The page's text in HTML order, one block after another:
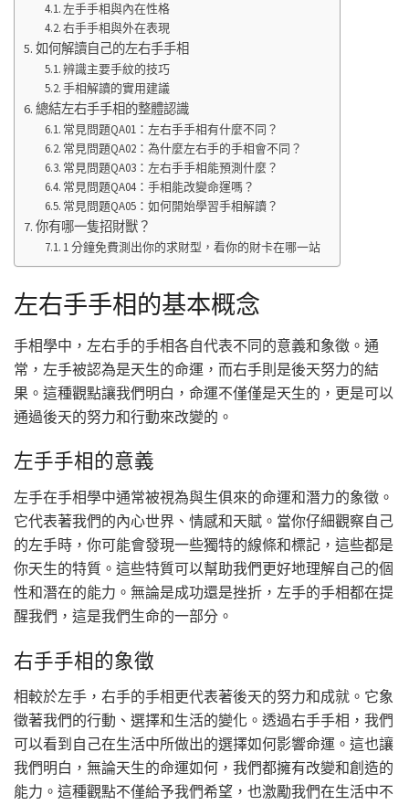
左手手相與內在性格
右手手相與外在表現
如何解讀自己的左右手手相
辨識主要手紋的技巧
手相解讀的實用建議
總結左右手手相的整體認識
常見問題QA01：左右手手相有什麼不同？
常見問題QA02：為什麼左右手的手相會不同？
常見問題QA03：左右手手相能預測什麼？
常見問題QA04：手相能改變命運嗎？
常見問題QA05：如何開始學習手相解讀？
你有哪一隻招財獸？
1 分鐘免費測出你的求財型，看你的財卡在哪一站
左右手手相的基本概念
手相學中，左右手的手相各自代表不同的意義和象徵。通
常，左手被認為是天生的命運，而右手則是後天努力的結
果。這種觀點讓我們明白，命運不僅僅是天生的，更是可以
通過後天的努力和行動來改變的。
左手手相的意義
左手在手相學中通常被視為與生俱來的命運和潛力的象徵。
它代表著我們的內心世界、情感和天賦。當你仔細觀察自己
的左手時，你可能會發現一些獨特的線條和標記，這些都是
你天生的特質。這些特質可以幫助我們更好地理解自己的個
性和潛在的能力。無論是成功還是挫折，左手的手相都在提
醒我們，這是我們生命的一部分。
右手手相的象徵
相較於左手，右手的手相更代表著後天的努力和成就。它象
徵著我們的行動、選擇和生活的變化。透過右手手相，我們
可以看到自己在生活中所做出的選擇如何影響命運。這也讓
我們明白，無論天生的命運如何，我們都擁有改變和創造的
能力。這種觀點不僅給予我們希望，也激勵我們在生活中不